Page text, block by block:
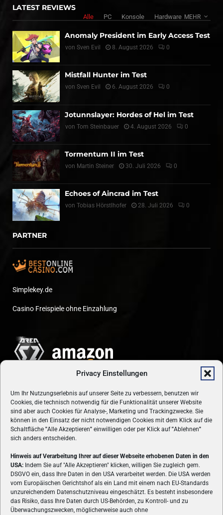
Privacy Einstellungen
Um Ihr Nutzungserlebnis auf unserer Seite zu verbessern, benutzen wir
Cookies, die technisch notwendig für die Funktionalität unserer Website
sind aber auch Cookies für Analyse-, Marketing und Trackingzwecke. Sie
können in den Einsatz der nicht notwendigen Cookies mit dem Klick auf die
Schaltfläche "Alle Akzeptieren" einwilligen oder per Klick auf"Ablehnen"
sich anders entscheiden.
Hinweis auf Verarbeitung Ihrer auf dieser Webseite erhobenen Daten in den
USA: Indem Sie auf "Alle Akzeptieren" klicken, willigen Sie zugleich gem.
DSGVO ein, dass Ihre Daten in den USA verarbeitet werden. Die USA werden
vom Europäischen Gerichtshof als ein Land mit einem nach EU-Standards
unzureichendem Datenschutzniveau eingeschätzt. Es besteht insbesondere
das Risiko, dass Ihre Daten durch US-Behörden, zu Kontroll- und zu
Überwachungszwecken, möglicherweise auch ohne
LATEST REVIEWS
Alle PC Konsole Hardware MEHR
Anomaly President im Early Access Test
von Sven Evil 8. August 2026 0
Mistfall Hunter im Test
von Sven Evil 6. August 2026 0
Jotunnslayer: Hordes of Hel im Test
von Tom Steinbauer 4. August 2026 0
Tormentum II im Test
von Martin Steiner 30. Juli 2026 0
Echoes of Aincrad im Test
von Tobias Hörstlhofer 28. Juli 2026 0
PARTNER
Simplekey.de
Casino Freispiele ohne Einzahlung
ÜBER UNS
VON GAMERN, FÜR GAMER! Gamers.at ist das älteste Online-
Spielemagazin Österreichs und bringt täglich aktuelle News,
Reviews und Videos zu PC- und Konsolenspielen, Gaming-